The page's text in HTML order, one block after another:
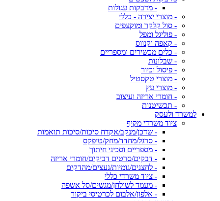
- מדבקות עגולות
- מוצרי יצירה - כללי
- סול קלקר ומוקצפים
- פוליגל ומפל
- קאפה וקנווס
- כלים מכשירים ומספריים
- שבלונות
- פיסול וכיור
- מוצרי טקסטיל
- מוצרי עץ
- חומרי אריזה ועיצוב
- תכשיטנות
למשרד ולעסק
ציוד משרדי מקיף
- שדכן/מנקב/אקדח סיכות/סיכות תואמות
- סרגל/מחדד/מחק/טיפקס
- מספריים וסכיני חיתוך
- דבקים/סרטים דביקים/חומרי אריזה
- לחצנים/גומיות/נעצים/מהדקים
- ציוד משרדי כללי
- מעמד לשולחן/מגשים/סל אשפה
- אלפון/אלבום לכרטיסי ביקור